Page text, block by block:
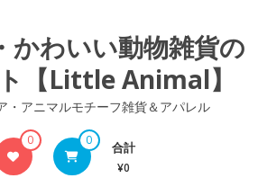
かわいい動物雑貨の
【Little Animal】
・アニマルモチーフ雑貨＆アパレル
0 0 合計
¥0